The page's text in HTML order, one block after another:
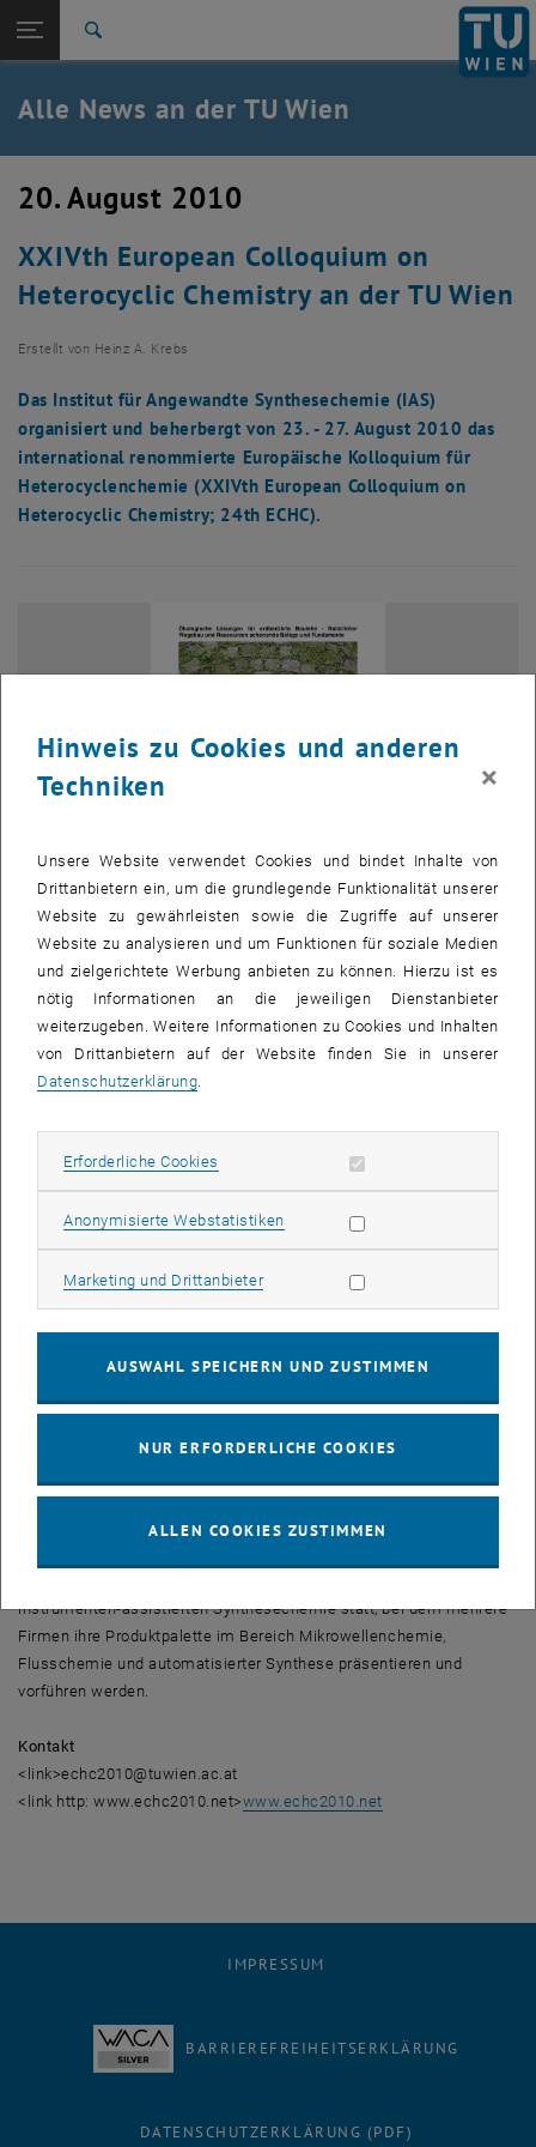
TU Login
Quicklinks
Quicklinks-Menü umschalten
Studium
Karriere
Zurück: Subseiten von TU Wien Startseite auflisten
Zurück zur letzten Ebene:
TU Wien Startseite
Übersicht
Alle News an der TU Wien
20. August 2010
XXIVth European Colloquium on
Heterocyclic Chemistry an der TU Wien
Erstellt von Heinz A. Krebs
Das Institut für Angewandte Synthesechemie (IAS)
organisiert und beherbergt von 23. - 27. August 2010 das
international renommierte Europäische Kolloquium für
Heterocyclenchemie (XXIVth European Colloquium on
Heterocyclic Chemistry; 24th ECHC).
Bild
Logo
Diese Konferenz hat sich seit ihrer Gründung 1974 in Frankreich zu
einer anerkannten wissenschaftlichen Veranstaltung entwickelt und
Während der Konferenz werden über 350 WissenschafterInnen aus
Europa, sowie zahlreiche TeilnehmerInnen aus Amerika, Asien und
Afrika über Fortschritte im Bereich der organischen
12 Plenarvortragenden, 12 eingeladenen Vortragenden, denen auch
Heterocyclen in der medizinischen Chemie
Heterocyclische Agrochemikalien
instrumenten-assistierten Synthesechemie statt, bei dem mehrere
Firmen ihre Produktpalette im Bereich Mikrowellenchemie,
Flusschemie und automatisierter Synthese präsentieren und
vorführen werden.
Kontakt
<link>echc2010@tuwien.ac.at
<link http: www.echc2010.net>www.echc2010.net
IMPRESSUM
BARRIEREFREIHEITSERKLÄRUNG
DATENSCHUTZERKLÄRUNG (PDF)
Hinweis zu Cookies und anderen
Techniken
×
Unsere Website verwendet Cookies und bindet Inhalte von
Drittanbietern ein, um die grundlegende Funktionalität unserer
Website zu gewährleisten sowie die Zugriffe auf unserer
Website zu analysieren und um Funktionen für soziale Medien
und zielgerichtete Werbung anbieten zu können. Hierzu ist es
nötig Informationen an die jeweiligen Dienstanbieter
weiterzugeben. Weitere Informationen zu Cookies und Inhalten
von Drittanbietern auf der Website finden Sie in unserer
Datenschutzerklärung.
Erforderliche Cookies Erforderliche Cookies zulassen
Anonymisierte WebstatistikenStatistik Cookies zulassen
Marketing und DrittanbieterMarketing Cookies zulassen
AUSWAHL SPEICHERN UND ZUSTIMMEN
NUR ERFORDERLICHE COOKIES
ALLEN COOKIES ZUSTIMMEN